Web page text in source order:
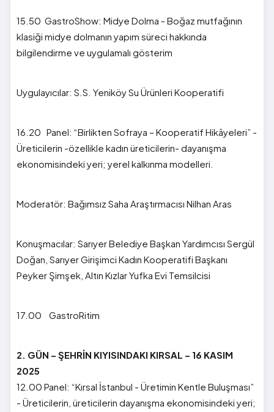
15.50 GastroShow: Midye Dolma - Boğaz mutfağının
klasiği midye dolmanın yapım süreci hakkında
bilgilendirme ve uygulamalı gösterim
Uygulayıcılar: S.S. Yeniköy Su Ürünleri Kooperatifi
16.20 Panel: “Birlikten Sofraya – Kooperatif Hikâyeleri” -
Üreticilerin -özellikle kadın üreticilerin- dayanışma
ekonomisindeki yeri; yerel kalkınma modelleri.
Moderatör: Bağımsız Saha Araştırmacısı Nilhan Aras
Konuşmacılar: Sarıyer Belediye Başkan Yardımcısı Sergül
Doğan, Sarıyer Girişimci Kadın Kooperatifi Başkanı
Peyker Şimşek, Altın Kızlar Yufka Evi Temsilcisi
17.00 GastroRitim
2. GÜN – ŞEHRİN KIYISINDAKI KIRSAL – 16 KASIM
2025
12.00 Panel: “Kırsal İstanbul - Üretimin Kentle Buluşması”
- Üreticilerin, üreticilerin dayanışma ekonomisindeki yeri;